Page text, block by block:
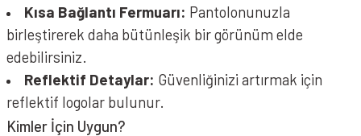
Kısa Bağlantı Fermuarı: Pantolonunuzla
birleştirerek daha bütünleşik bir görünüm elde
edebilirsiniz.
Reflektif Detaylar: Güvenliğinizi artırmak için
reflektif logolar bulunur.
Kimler İçin Uygun?